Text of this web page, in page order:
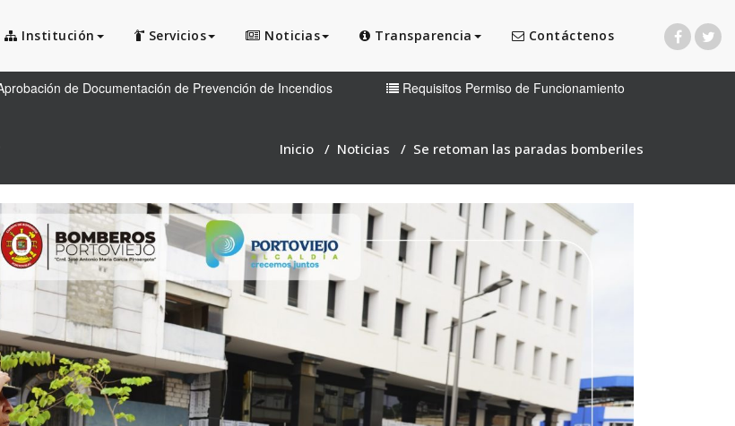
Institución Servicios Noticias Transparencia Contáctenos
de Documentación de Prevención de Incendios Requisitos Permiso de Funcionamiento
Inicio / Noticias / Se retoman las paradas bomberiles